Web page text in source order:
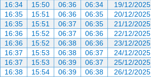
19/12/2025
06:34
06:36
15:50
16:34
20/12/2025
06:35
06:36
15:51
16:35
21/12/2025
06:35
06:37
15:51
16:35
22/12/2025
06:36
06:37
15:52
16:36
23/12/2025
06:36
06:38
15:52
16:36
24/12/2025
06:37
06:38
15:53
16:37
25/12/2025
06:37
06:39
15:53
16:37
26/12/2025
06:38
06:39
15:54
16:38